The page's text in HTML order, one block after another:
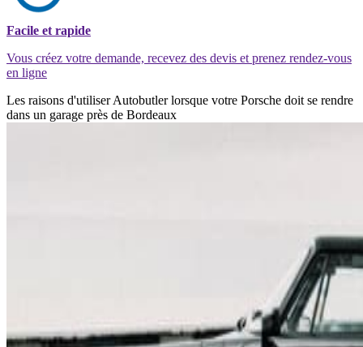
Facile et rapide
Vous créez votre demande, recevez des devis et prenez rendez-vous
en ligne
Les raisons d'utiliser Autobutler lorsque votre Porsche doit se rendre
dans un garage près de Bordeaux